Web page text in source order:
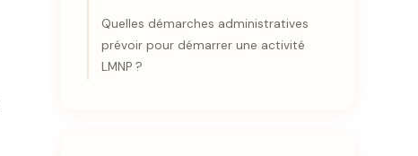
Quelles démarches administratives
prévoir pour démarrer une activité
LMNP ?